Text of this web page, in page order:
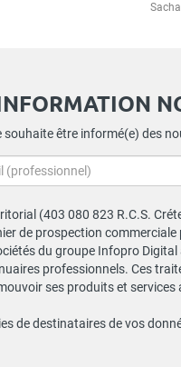
souhaite être informé(e) des
(403 080 823 R.C.S.
de prospection
du groupe Infopro
professionnels. Ces
ses produits et services
de destinataires de vos